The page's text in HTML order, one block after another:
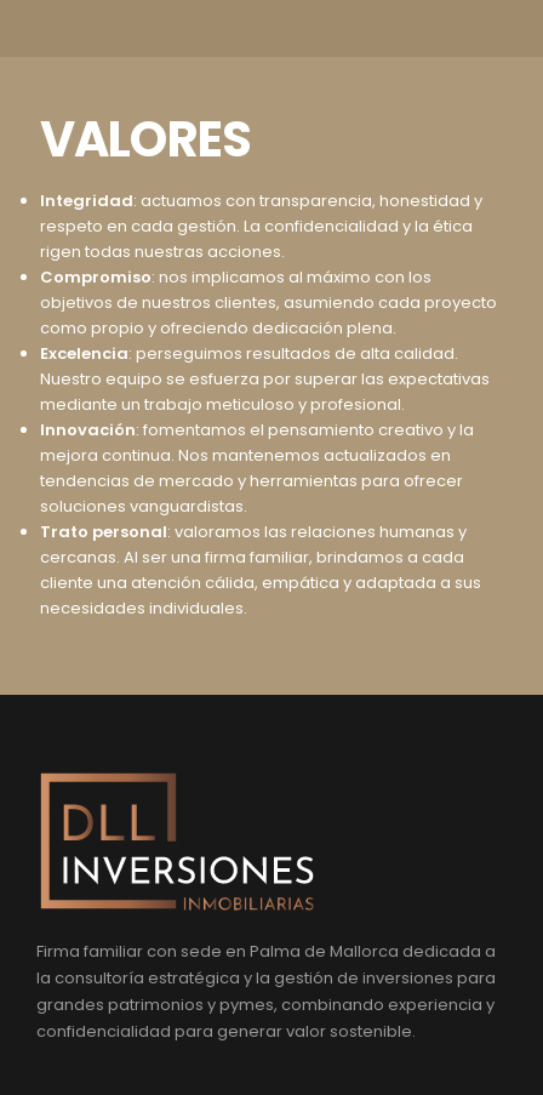
VALORES
Integridad: actuamos con transparencia, honestidad y
respeto en cada gestión. La confidencialidad y la ética
rigen todas nuestras acciones.
Compromiso: nos implicamos al máximo con los
objetivos de nuestros clientes, asumiendo cada proyecto
como propio y ofreciendo dedicación plena.
Excelencia: perseguimos resultados de alta calidad.
Nuestro equipo se esfuerza por superar las expectativas
mediante un trabajo meticuloso y profesional.
Innovación: fomentamos el pensamiento creativo y la
mejora continua. Nos mantenemos actualizados en
tendencias de mercado y herramientas para ofrecer
soluciones vanguardistas.
Trato personal: valoramos las relaciones humanas y
cercanas. Al ser una firma familiar, brindamos a cada
cliente una atención cálida, empática y adaptada a sus
necesidades individuales.
Firma familiar con sede en Palma de Mallorca dedicada a
la consultoría estratégica y la gestión de inversiones para
grandes patrimonios y pymes, combinando experiencia y
confidencialidad para generar valor sostenible.